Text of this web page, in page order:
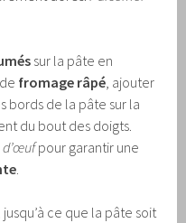
sur la pâte en
fromage râpé , ajouter
bords de la pâte sur la
du bout des doigts.
d’œufpour garantir une
, jusqu’à ce que la pâte soit